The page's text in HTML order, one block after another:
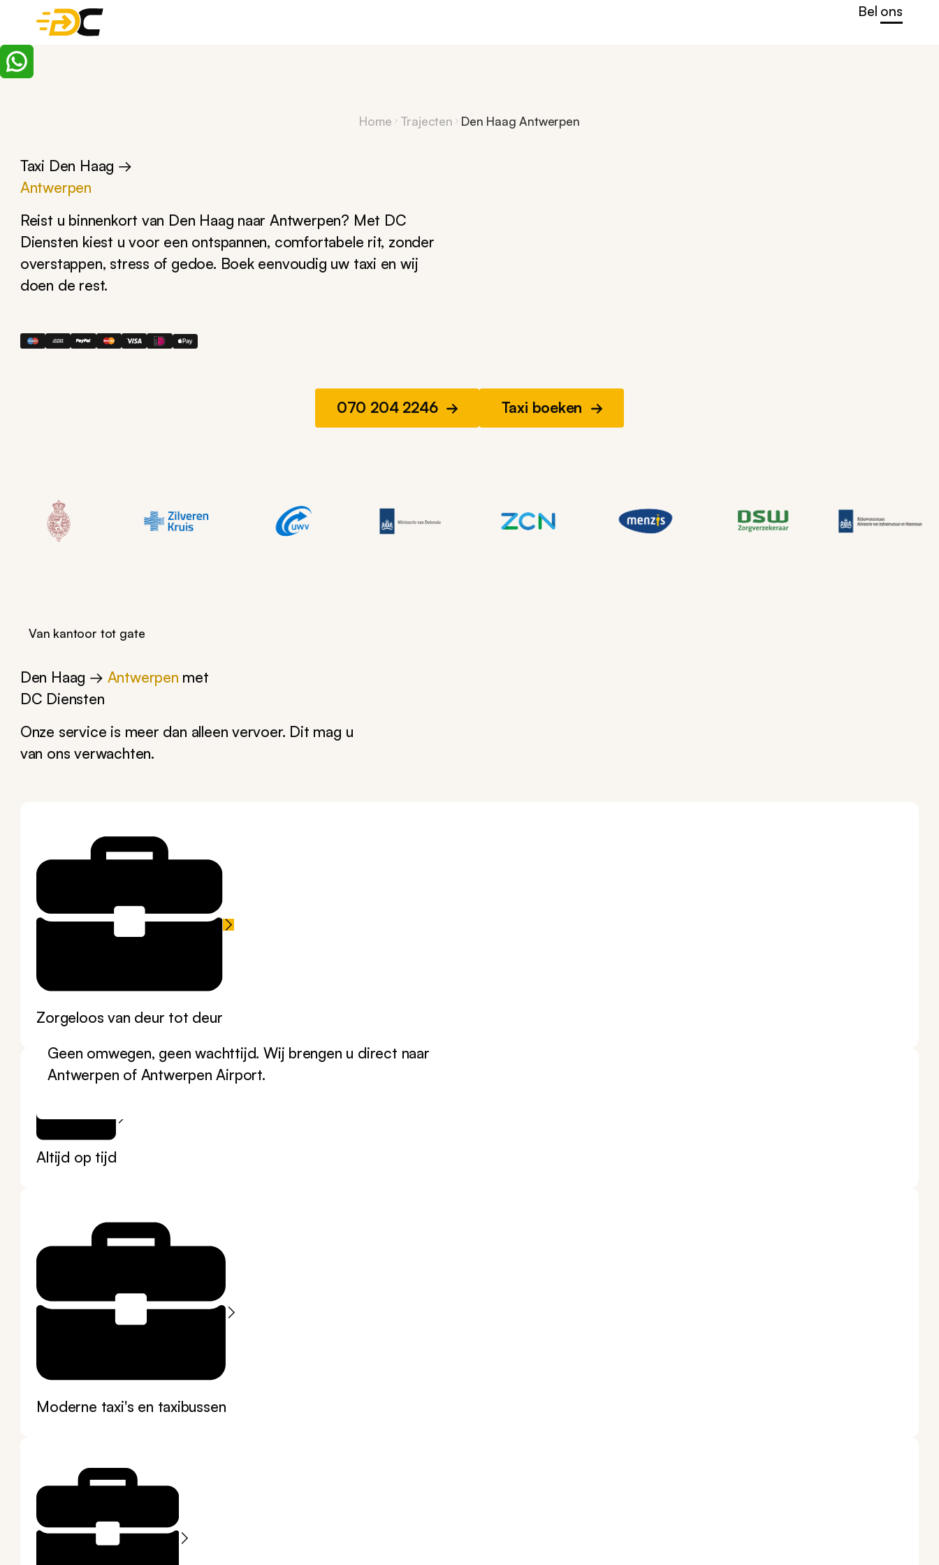
Bel ons
Home Trajecten Den Haag Antwerpen
Taxi Den Haag →
Antwerpen
Reist u binnenkort van Den Haag naar Antwerpen? Met DC
Diensten kiest u voor een ontspannen, comfortabele rit, zonder
overstappen, stress of gedoe. Boek eenvoudig uw taxi en wij
doen de rest.
070 204 2246 Taxi boeken
Van kantoor tot gate
Den Haag → Antwerpen met
DC Diensten
Onze service is meer dan alleen vervoer. Dit mag u
van ons verwachten.
Zorgeloos van deur tot deur
Geen omwegen, geen wachttijd. Wij brengen u direct naar
Antwerpen of Antwerpen Airport.
Altijd op tijd
Moderne taxi's en taxibussen